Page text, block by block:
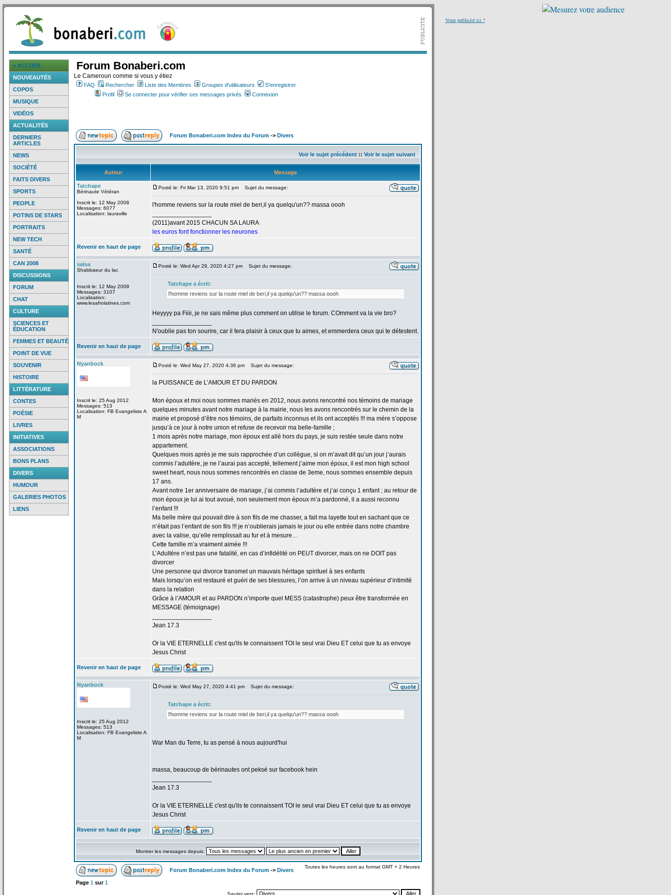
> ACCUEIL
NOUVEAUTÉS
COPOS
MUSIQUE
VIDÉOS
ACTUALITÉS
DERNIERS
ARTICLES
NEWS
SOCIÉTÉ
FAITS DIVERS
SPORTS
PEOPLE
POTINS DE STARS
PORTRAITS
NEW TECH
SANTÉ
CAN 2008
DISCUSSIONS
FORUM
CHAT
CULTURE
SCIENCES ET
ÉDUCATION
FEMMES ET BEAUTÉ
POINT DE VUE
SOUVENIR
HISTOIRE
LITTÉRATURE
CONTES
POÉSIE
LIVRES
INITIATIVES
ASSOCIATIONS
BONS PLANS
DIVERS
HUMOUR
GALERIES PHOTOS
LIENS
Forum Bonaberi.com
Le Cameroun comme si vous y étiez
FAQ Rechercher Liste des Membres Groupes d'utilisateurs
S'enregistrer
Profil
Se connecter pour vérifier ses messages privés Connexion
Forum Bonaberi.com Index du Forum -> Divers
Voir le sujet précédent :: Voir le sujet suivant
Auteur Message
Tatchape
Bérinaute Vétéran
Inscrit le: 12 May 2008
Messages: 6077
Localisation: lauraville
Posté le: Fri Mar 13, 2020 9:51 pm Sujet du message:
l'homme reviens sur la route miel de beri,il ya quelqu'un?? massa oooh
(2011)avant 2015 CHACUN SA LAURA
les euros font fonctionner les neurones
Revenir en haut de page
salsa
Shabbaeur du lac
Inscrit le: 12 May 2008
Messages: 3107
Localisation:
www.lesafrolatines.com
Posté le: Wed Apr 29, 2020 4:27 pm Sujet du message:
Tatchape a écrit:
l'homme reviens sur la route miel de beri,il ya quelqu'un?? massa oooh
Heyyyy pa Fiiii, je ne sais même plus comment on utilise le forum. COmment va la vie bro?
N'oublie pas ton sourire, car il fera plaisir à ceux que tu aimes, et emmerdera ceux qui te détestent.
Revenir en haut de page
Nyanbock
Inscrit le: 25 Aug 2012
Messages: 513
Localisation: FB Evangeliste A
M
Posté le: Wed May 27, 2020 4:36 pm Sujet du message:
la PUISSANCE de L’AMOUR ET DU PARDON
Mon époux et moi nous sommes mariés en 2012, nous avons rencontré nos témoins de mariage
quelques minutes avant notre mariage à la mairie, nous les avons rencontrés sur le chemin de la
mairie et proposé d’être nos témoins, de parfaits inconnus et ils ont acceptés !!! ma mère s’oppose
jusqu’à ce jour à notre union et refuse de recevoir ma belle-famille ;
1 mois après notre mariage, mon époux est allé hors du pays, je suis restée seule dans notre
appartement.
Quelques mois après je me suis rapprochée d’un collègue, si on m’avait dit qu’un jour j’aurais
commis l’adultère, je ne l’aurai pas accepté, tellement j’aime mon époux, il est mon high school
sweet heart, nous nous sommes rencontrés en classe de 3eme, nous sommes ensemble depuis
17 ans.
Avant notre 1er anniversaire de mariage, j’ai commis l’adultère et j’ai conçu 1 enfant ; au retour de
mon époux je lui ai tout avoué, non seulement mon époux m’a pardonné, il a aussi reconnu
l’enfant !!!
Ma belle mère qui pouvait dire à son fils de me chasser, a fait ma layette tout en sachant que ce
n’était pas l’enfant de son fils !!! je n’oublierais jamais le jour ou elle entrée dans notre chambre
avec la valise, qu’elle remplissait au fur et à mesure…
Cette famille m’a vraiment aimée !!!
L’Adultère n’est pas une fatalité, en cas d’infidélité on PEUT divorcer, mais on ne DOIT pas
divorcer
Une personne qui divorce transmet un mauvais héritage spirituel à ses enfants
Mais lorsqu’on est restauré et guéri de ses blessures, l’on arrive à un niveau supérieur d’intimité
dans la relation
Grâce à l’AMOUR et au PARDON n’importe quel MESS (catastrophe) peux être transformée en
MESSAGE (témoignage)
Jean 17.3
Or la VIE ETERNELLE c'est qu'ils te connaissent TOI le seul vrai Dieu ET celui que tu as envoye
Jesus Christ
Revenir en haut de page
Nyanbock
Inscrit le: 25 Aug 2012
Messages: 513
Localisation: FB Evangeliste A
M
Posté le: Wed May 27, 2020 4:41 pm Sujet du message:
Tatchape a écrit:
l'homme reviens sur la route miel de beri,il ya quelqu'un?? massa oooh
War Man du Terre, tu as pensé à nous aujourd'hui
massa, beaucoup de bérinautes ont peksé sur facebook hein
Jean 17.3
Or la VIE ETERNELLE c'est qu'ils te connaissent TOI le seul vrai Dieu ET celui que tu as envoye
Jesus Christ
Revenir en haut de page
Montrer les messages depuis:
Forum Bonaberi.com Index du Forum -> Divers
Toutes les heures sont au format GMT + 2 Heures
Page 1 sur1
Sauter vers:
Votre publicité ici ?